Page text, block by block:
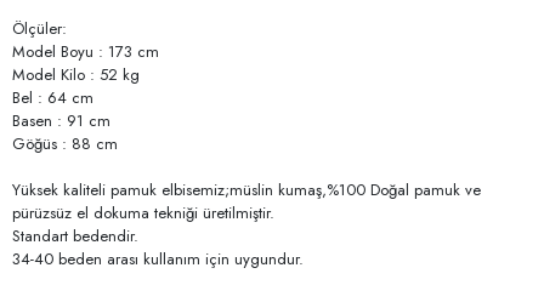
Ölçüler:
Model Boyu : 173 cm
Model Kilo : 52 kg
Bel : 64 cm
Basen : 91 cm
Göğüs : 88 cm
Yüksek kaliteli pamuk elbisemiz;müslin kumaş,%100 Doğal pamuk ve
pürüzsüz el dokuma tekniği üretilmiştir.
Standart bedendir.
34-40 beden arası kullanım için uygundur.